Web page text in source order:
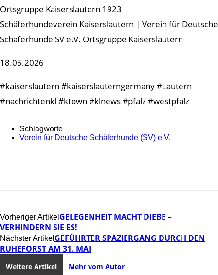
Ortsgruppe Kaiserslautern 1923
Schäferhundeverein Kaiserslautern | Verein für Deutsche
Schäferhunde SV e.V. Ortsgruppe Kaiserslautern
18.05.2026
#kaiserslautern #kaiserslauterngermany #Lautern
#nachrichtenkl #ktown #klnews #pfalz #westpfalz
Schlagworte
Verein für Deutsche Schäferhunde (SV) e.V.
Vorheriger Artikel GELEGENHEIT MACHT DIEBE –
VERHINDERN SIE ES!
Nächster Artikel GEFÜHRTER SPAZIERGANG DURCH DEN
RUHEFORST AM 31. MAI
Weitere Artikel Mehr vom Autor